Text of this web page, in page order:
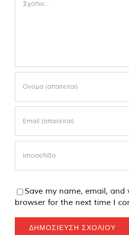
Save my name, email, and
browser for the next time I